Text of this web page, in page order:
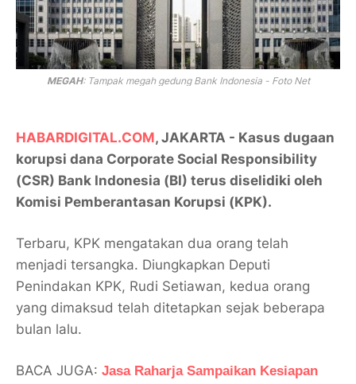
MEGAH: Tampak megah gedung Bank Indonesia - Foto Net
HABARDIGITAL.COM, JAKARTA - Kasus dugaan
korupsi dana Corporate Social Responsibility
(CSR) Bank Indonesia (BI) terus diselidiki oleh
Komisi Pemberantasan Korupsi (KPK).
Terbaru, KPK mengatakan dua orang telah
menjadi tersangka. Diungkapkan Deputi
Penindakan KPK, Rudi Setiawan, kedua orang
yang dimaksud telah ditetapkan sejak beberapa
bulan lalu.
BACA JUGA: Jasa Raharja Sampaikan Kesiapan